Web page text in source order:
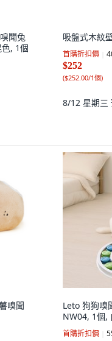
聞兔
, 1個
吸盤式木紋
首購折扣價
$252
($252.00/1個)
8/12 星期三
嗅聞
Leto 狗狗嗅
NW04, 1個,
首購折扣價